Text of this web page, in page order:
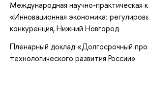
Международная научно-практическая
«Инновационная экономика:
конкуренция, Нижний Новгород
Пленарный доклад «Долгосрочный
технологического развития России»